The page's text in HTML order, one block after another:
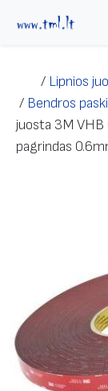
/ Lipnios
/ Bendros
juosta 3M VHB
pagrindas